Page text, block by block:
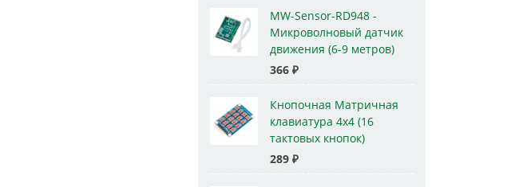
MW-Sensor-RD948 -
Микроволновый датчик
движения (6-9 метров)
366 ₽
Кнопочная Матричная
клавиатура 4x4 (16
тактовых кнопок)
289 ₽